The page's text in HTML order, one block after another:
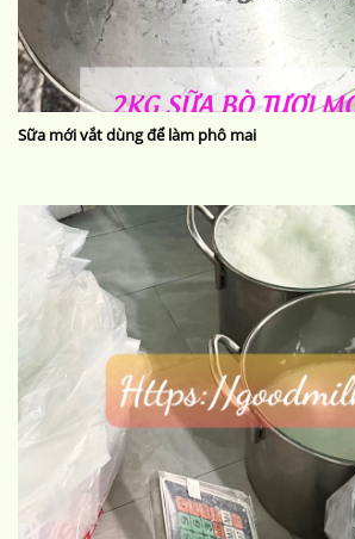
Sữa mới vắt dùng để làm phô mai